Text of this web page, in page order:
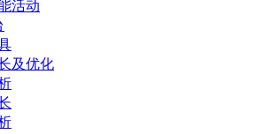
活动
及优化